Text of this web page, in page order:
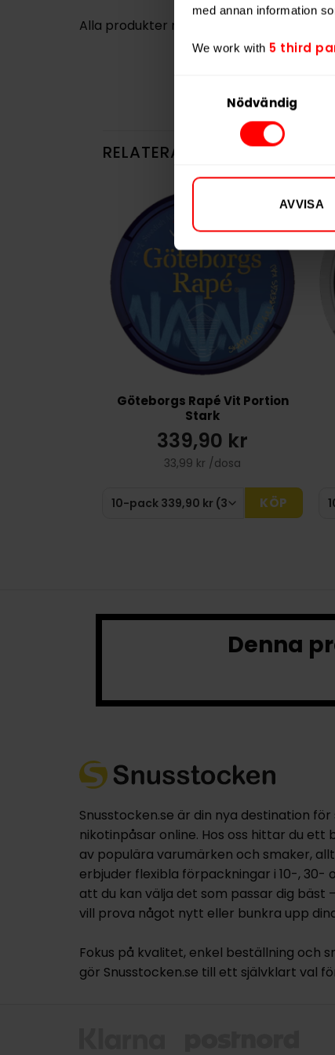
med annan information
We work with 5 third
Nödvändig
AVVISA
Alla produkter med smaken
RELATERADE PRODUKTER
Göteborgs Rapé Vit Portion
Stark
339,90 kr
33,99 kr /dosa
KÖP
Denna
Snusstocken.se är din nya destination för
nikotinpåsar online. Hos oss hittar du
av populära varumärken och smaker,
erbjuder flexibla förpackningar i 10-, 30-
att du kan välja det som passar dig bäst
vill prova något nytt eller bunkra upp
Fokus på kvalitet, enkel beställning och
gör Snusstocken.se till ett självklart val